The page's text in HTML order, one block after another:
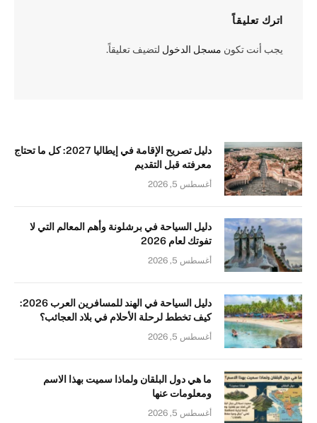
اترك تعليقاً
يجب أنت تكون مسجل الدخول لتضيف تعليقاً.
دليل تصريح الإقامة في إيطاليا 2027: كل ما تحتاج
معرفته قبل التقديم
أغسطس 5, 2026
دليل السياحة في برشلونة وأهم المعالم التي لا
تفوتك لعام 2026
أغسطس 5, 2026
دليل السياحة في الهند للمسافرين العرب 2026:
كيف تخطط لرحلة الأحلام في بلاد العجائب؟
أغسطس 5, 2026
ما هي دول البلقان ولماذا سميت بهذا الاسم
ومعلومات عنها
أغسطس 5, 2026